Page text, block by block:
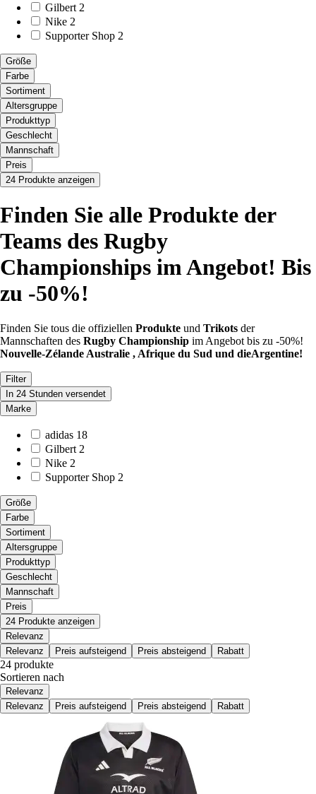
Gilbert 2
Nike 2
Supporter Shop 2
Größe
Farbe
Sortiment
Altersgruppe
Produkttyp
Geschlecht
Mannschaft
Preis
24 Produkte anzeigen
Finden Sie alle Produkte der
Teams des Rugby
Championships im Angebot! Bis
zu -50%!
Finden Sie tous die offiziellen Produkte und Trikots der
Mannschaften des Rugby Championship im Angebot bis zu -50%!
Nouvelle-Zélande Australie , Afrique du Sud und dieArgentine!
Filter
In 24 Stunden versendet
Marke
adidas 18
Gilbert 2
Nike 2
Supporter Shop 2
Größe
Farbe
Sortiment
Altersgruppe
Produkttyp
Geschlecht
Mannschaft
Preis
24 Produkte anzeigen
Relevanz
Relevanz
Preis aufsteigend Preis absteigend Rabatt
24 produkte
Sortieren nach
Relevanz
Relevanz
Preis aufsteigend Preis absteigend Rabatt